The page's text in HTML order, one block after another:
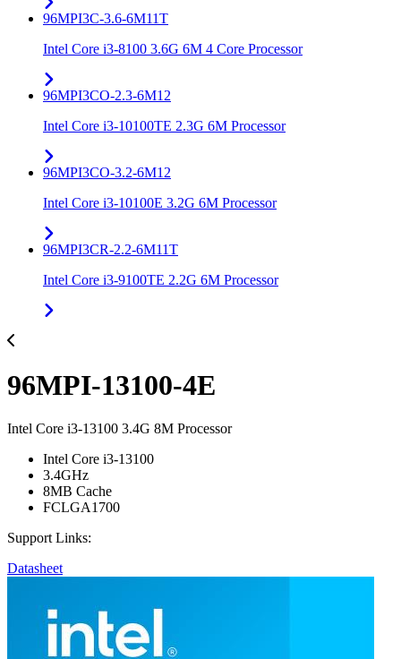
96MPI3C-3.6-6M11T
Intel Core i3-8100 3.6G 6M 4 Core Processor
96MPI3CO-2.3-6M12
Intel Core i3-10100TE 2.3G 6M Processor
96MPI3CO-3.2-6M12
Intel Core i3-10100E 3.2G 6M Processor
96MPI3CR-2.2-6M11T
Intel Core i3-9100TE 2.2G 6M Processor
96MPI-13100-4E
Intel Core i3-13100 3.4G 8M Processor
Intel Core i3-13100
3.4GHz
8MB Cache
FCLGA1700
Support Links:
Datasheet